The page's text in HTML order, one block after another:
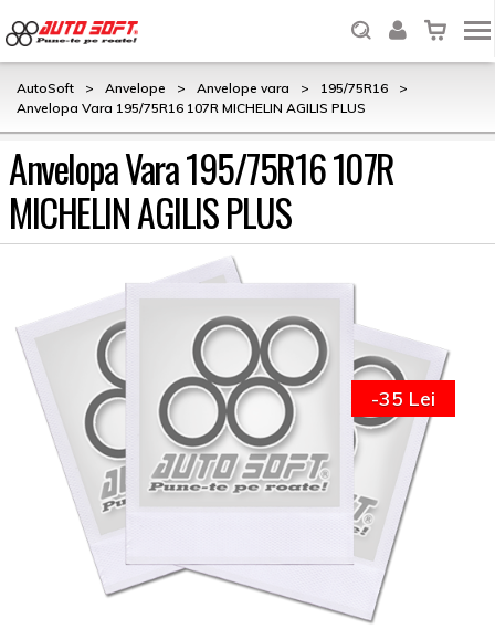
AutoSoft > Anvelope > Anvelope vara > 195/75R16
>
Anvelopa Vara 195/75R16 107R MICHELIN AGILIS PLUS
Anvelopa Vara 195/75R16 107R
MICHELIN AGILIS PLUS
-35 Lei